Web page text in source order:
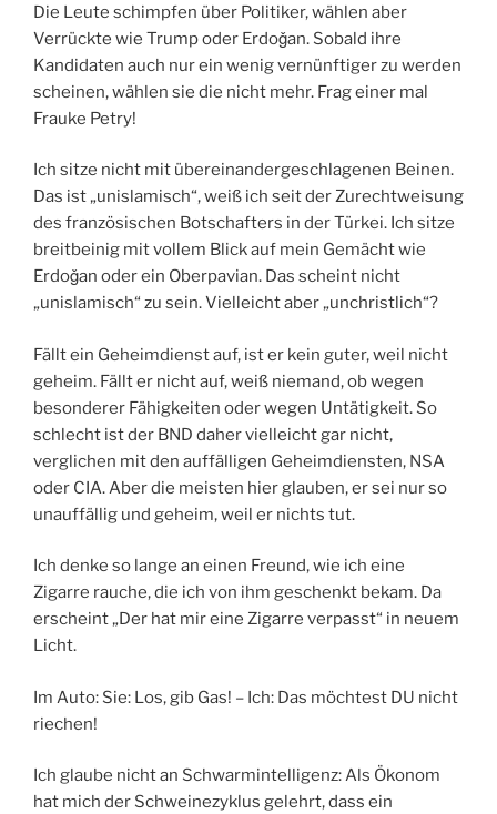
Die Leute schimpfen über Politiker, wählen aber
Verrückte wie Trump oder Erdoǧan. Sobald ihre
Kandidaten auch nur ein wenig vernünftiger zu werden
scheinen, wählen sie die nicht mehr. Frag einer mal
Frauke Petry!
Ich sitze nicht mit übereinandergeschlagenen Beinen.
Das ist „unislamisch“, weiß ich seit der Zurechtweisung
des französischen Botschafters in der Türkei. Ich sitze
breitbeinig mit vollem Blick auf mein Gemächt wie
Erdoǧan oder ein Oberpavian. Das scheint nicht
„unislamisch“ zu sein. Vielleicht aber „unchristlich“?
Fällt ein Geheimdienst auf, ist er kein guter, weil nicht
geheim. Fällt er nicht auf, weiß niemand, ob wegen
besonderer Fähigkeiten oder wegen Untätigkeit. So
schlecht ist der BND daher vielleicht gar nicht,
verglichen mit den auffälligen Geheimdiensten, NSA
oder CIA. Aber die meisten hier glauben, er sei nur so
unauffällig und geheim, weil er nichts tut.
Ich denke so lange an einen Freund, wie ich eine
Zigarre rauche, die ich von ihm geschenkt bekam. Da
erscheint „Der hat mir eine Zigarre verpasst“ in neuem
Licht.
Im Auto: Sie: Los, gib Gas! – Ich: Das möchtest DU nicht
riechen!
Ich glaube nicht an Schwarmintelligenz: Als Ökonom
hat mich der Schweinezyklus gelehrt, dass ein